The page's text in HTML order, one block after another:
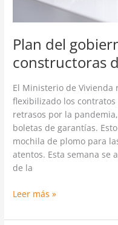
Plan del
constructoras
El Ministerio de Vivienda
flexibilizado los
retrasos por la
boletas de garantías.
mochila de plomo para
atentos. Esta semana se
de la
Leer más »